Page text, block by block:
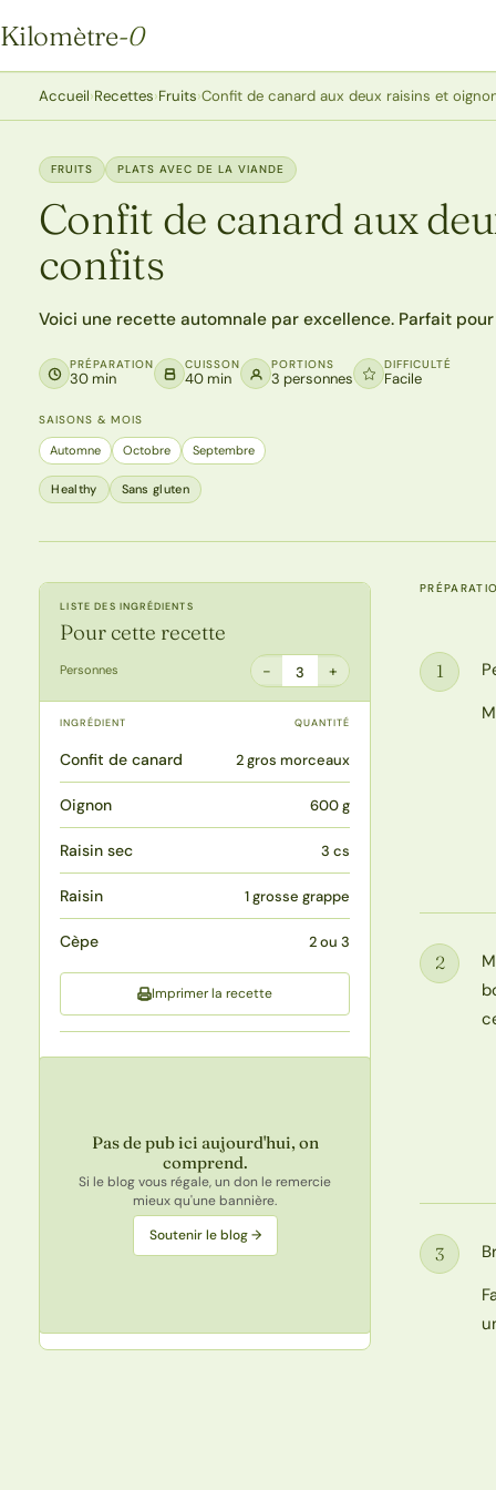
Kilomètre-0
Kilomètre-0
Accueil›Recettes›Fruits›Confit de canard aux deux raisins et
FRUITS PLATS AVEC DE LA VIANDE
Confit de canard aux
confits
Voici une recette automnale par excellence. Parfait
PRÉPARATION
30 min
CUISSON
40 min
PORTIONS
3 personnes
DIFFICULTÉ
Facile
SAISONS & MOIS
Automne Octobre Septembre
Healthy Sans gluten
LISTE DES INGRÉDIENTS
Pour cette recette
Personnes − 3 +
INGRÉDIENT QUANTITÉ
Confit de canard 2 gros morceaux
Oignon 600 g
Raisin sec 3 cs
Raisin 1 grosse grappe
Cèpe 2 ou 3
Imprimer la recette
Pas de pub ici aujourd'hui, on
comprend.
Si le blog vous régale, un don le remercie
mieux qu'une bannière.
Soutenir le blog →
Étape
1
Étape
2
Étape
3